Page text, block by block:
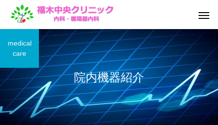
院内機器紹介 発熱外
院内機器紹介
medical
care